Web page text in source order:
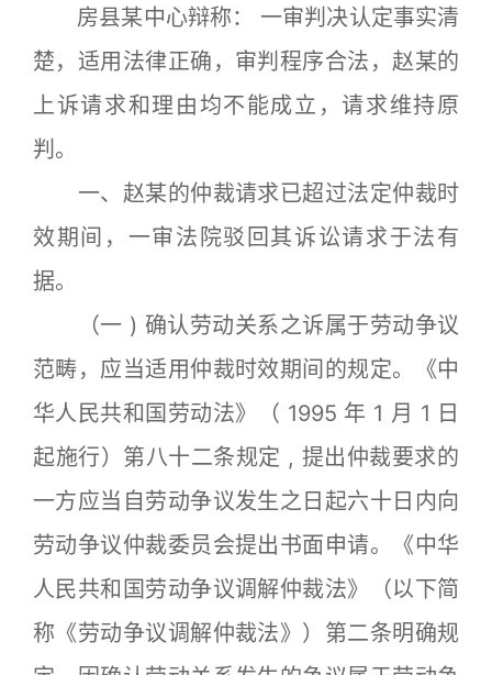
房县某中心辩称： 一审判决认定事实清
楚，适用法律正确，审判程序合法，赵某的
上诉请求和理由均不能成立，请求维持原
判。
一、赵某的仲裁请求已超过法定仲裁时
效期间，一审法院驳回其诉讼请求于法有
据。
（一 ) 确认劳动关系之诉属于劳动争议
范畴，应当适用仲裁时效期间的规定。《中
华人民共和国劳动法》（ 1995 年 1 月 1 日
起施行）第八十二条规定 , 提出仲裁要求的
一方应当自劳动争议发生之日起六十日内向
劳动争议仲裁委员会提出书面申请。《中华
人民共和国劳动争议调解仲裁法》（以下简
称《劳动争议调解仲裁法》）第二条明确规